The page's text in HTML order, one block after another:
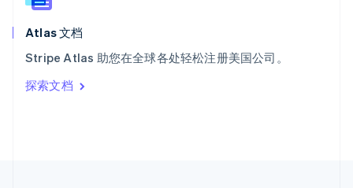
Atlas 文档
Stripe Atlas 助您在全球各处轻松注册美国公司。
探索文档
匈牙利
English
ItalianoEnglish
印度
English